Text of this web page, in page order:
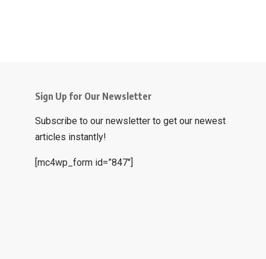
Sign Up for Our Newsletter
Subscribe to our newsletter to get our newest
articles instantly!
[mc4wp_form id=”847″]